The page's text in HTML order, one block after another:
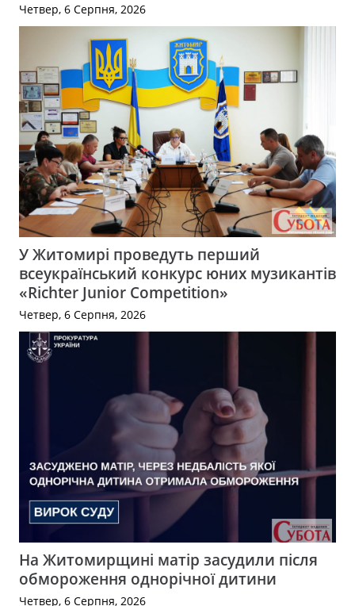
Четвер, 6 Серпня, 2026
У Житомирі проведуть перший
всеукраїнський конкурс юних музикантів
«Richter Junior Competition»
Четвер, 6 Серпня, 2026
На Житомирщині матір засудили після
обмороження однорічної дитини
Четвер, 6 Серпня, 2026